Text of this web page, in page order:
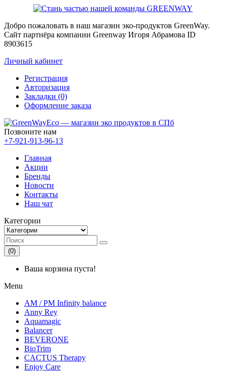
Добро пожаловать в наш магазин эко-продуктов GreenWay.
Сайт партнёра компании Greenway Игоря Абрамова ID
8903615
Личный кабинет
Регистрация
Авторизация
Закладки (0)
Оформление заказа
Позвоните нам
+7-921-913-96-13
Главная
Акции
Бренды
Новости
Контакты
Наш чат
Категории
(0)
Ваша корзина пуста!
Menu
AM / PM Infinity balance
Anny Rey
Aquamagic
Balancer
BEVERONE
BioTrim
CACTUS Therapy
Enjoy Care